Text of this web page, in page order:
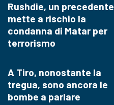
Rushdie, un precedente
mette a rischio la
condanna di Matar per
terrorismo
A Tiro, nonostante la
tregua, sono ancora le
bombe a parlare